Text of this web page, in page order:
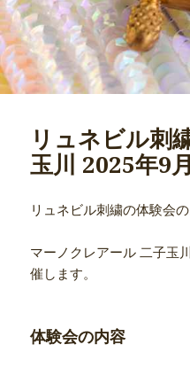
リュネビル刺
玉川 2025年9月
リュネビル刺繍の体験会の
マーノクレアール 二子玉
催します。
体験会の内容